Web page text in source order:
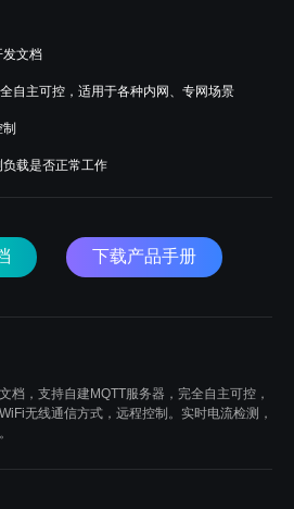
发文档
自主可控，适用于各种内网、专网场景
载是否正常工作
下载产品手册
档，支持自建MQTT服务器，完全自主可控，
无线通信方式，远程控制。实时电流检测，